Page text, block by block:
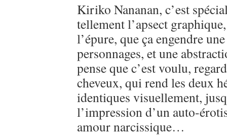
Kiriko Nananan, c’est
tellement l’apsect
l’épure, que ça engendre
personnages, et une
pense que c’est voulu,
cheveux, qui rend les deux
identiques visuellement,
l’impression d’un auto-
amour narcissique…